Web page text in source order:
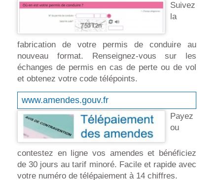
Suivez
la
fabrication de votre permis de conduire au
nouveau format. Renseignez-vous sur les
échanges de permis en cas de perte ou de vol
et obtenez votre code télépoints.
www.amendes.gouv.fr
Payez
ou
contestez en ligne vos amendes et bénéficiez
de 30 jours au tarif minoré. Facile et rapide avec
votre numéro de télépaiement à 14 chiffres.